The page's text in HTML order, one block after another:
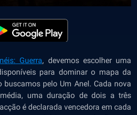
Guerra, devemos escolher uma
para dominar o mapa da
buscamos pelo Um Anel. Cada nova
uma duração de dois a três
é declarada vencedora em cada